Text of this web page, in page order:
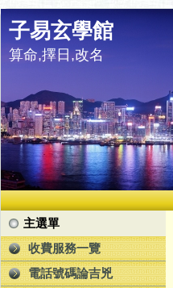
子易玄學館
算命,擇日,改名
主選單
收費服務一覽
電話號碼論吉兇